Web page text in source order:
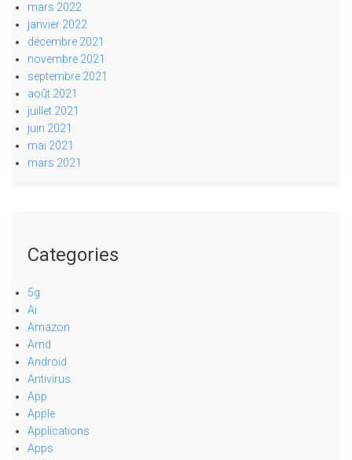
mars 2022
janvier 2022
décembre 2021
novembre 2021
septembre 2021
août 2021
juillet 2021
juin 2021
mai 2021
mars 2021
Categories
5g
Ai
Amazon
Amd
Android
Antivirus
App
Apple
Applications
Apps